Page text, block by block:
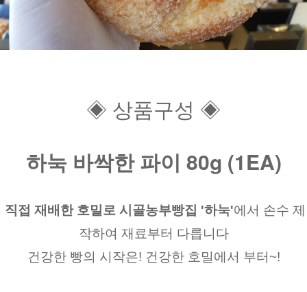
◈ 상품구성 ◈
하눅 바싹한 파이 80g (1EA)
직접 재배한 호밀로 시골농부빵집 '하눅'에서 손수 제
작하여 재료부터 다릅니다
건강한 빵의 시작은! 건강한 호밀에서 부터~!